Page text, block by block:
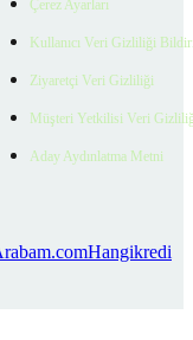
Çerez Ayarları
Kullanıcı Veri Gizliliği
Ziyaretçi Veri Gizliliği
Müşteri Yetkilisi Veri
Aday Aydınlatma Metni
Hangikredi